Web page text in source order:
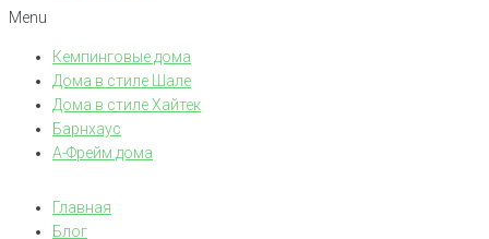
Menu
Кемпинговые дома
Дома в стиле Шале
Дома в стиле Хайтек
Барнхаус
А-Фрейм дома
Главная
Блог